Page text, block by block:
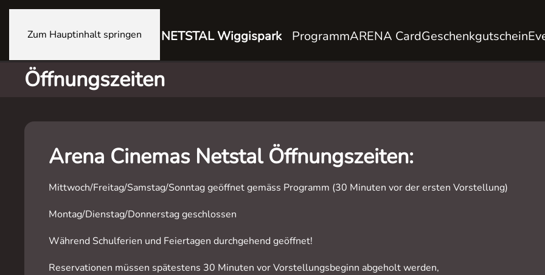
Zum Hauptinhalt springen NETSTAL Wiggispark ProgrammARENA CardGeschenkgutschein
Öffnungszeiten
Arena Cinemas Netstal Öffnungszeiten:
Mittwoch/Freitag/Samstag/Sonntag geöffnet gemäss Programm (30 Minuten vor der ersten Vorstellung)
Montag/Dienstag/Donnerstag geschlossen
Während Schulferien und Feiertagen durchgehend geöffnet!
Reservationen müssen spätestens 30 Minuten vor Vorstellungsbeginn abgeholt werden,